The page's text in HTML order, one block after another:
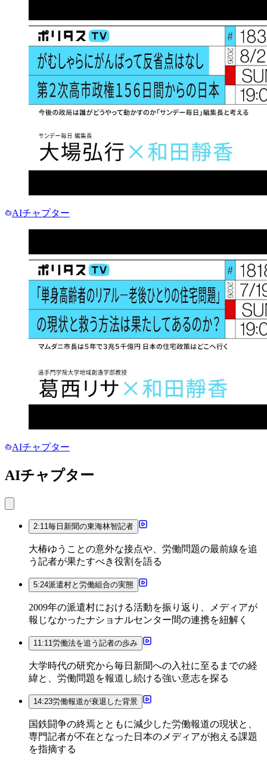
AIチャプター
AIチャプター
AIチャプター
2:11毎日新聞の東海林智記者
大椿ゆうことの意外な接点や、労働問題の最前線を追
う記者が果たすべき役割を語る
5:24派遣村と労働組合の実態
2009年の派遣村における活動を振り返り、メディアが
報じなかったナショナルセンター間の連携を紐解く
11:11労働法を追う記者の歩み
大学時代の研究から毎日新聞への入社に至るまでの経
緯と、労働問題を報道し続ける強い意志を探る
14:23労働報道が衰退した背景
国鉄闘争の終焉とともに減少した労働報道の現状と、
専門記者が不在となった日本のメディアが抱える課題
を指摘する